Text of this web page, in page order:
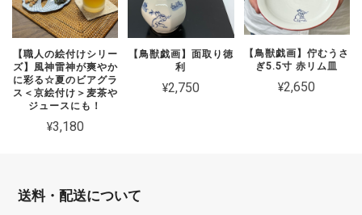
【職人の絵付けシリー
ズ】風神雷神が爽やか
に彩る☆夏のビアグラ
ス＜京絵付け＞麦茶や
ジュースにも！
¥3,180
【鳥獣戯画】面取り徳
利
¥2,750
【鳥獣戯画】佇むうさ
ぎ5.5寸 赤リム皿
¥2,650
送料・配送について